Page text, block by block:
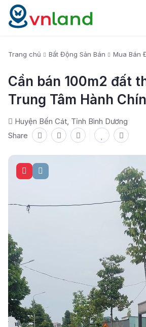
Trang chủ Bất Động Sản Bán Mua Bán
Cần bán 100m2 đất
Trung Tâm Hành
Huyện Bến Cát, Tỉnh Bình Dương
Share